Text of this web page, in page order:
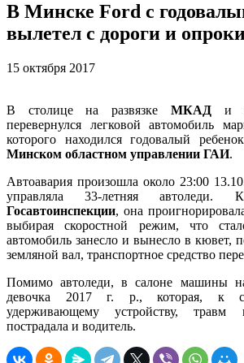
В Минске Ford с
вылетел с дороги и
15 октября 2017
В столице на развязке МКАДи
перевернулся легковой автомобиль
которого находился годовалый
Минском областном управлении ГАИ.
Автоавария произошла около 23:00
управляла 33-летняя
Госавтоинспекции, она
выбирая скоростной режим, что
автомобиль занесло и вынесло в кювет,
земляной вал, транспортное средство
Помимо автоледи, в салоне машины
девочка 2017 г. р., которая, к
удерживающему устройству,
пострадала и водитель.